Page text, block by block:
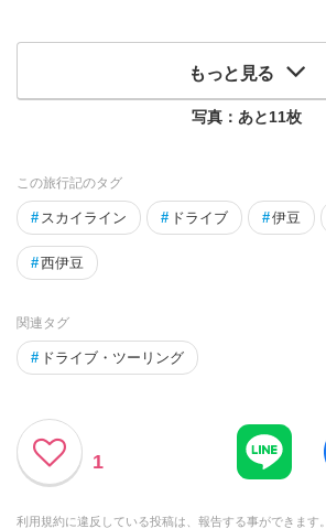
もっと見る
写真：あと11枚
この旅行記のタグ
# スカイライン # ドライブ #伊豆
#西伊豆
関連タグ
# ドライブ・ツーリング
1
利用規約に違反している投稿は、報告する事ができます。